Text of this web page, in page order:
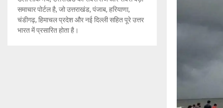
समाचार पोर्टल है, जो उत्तराखंड, पंजाब, हरियाणा,
चंडीगढ़, हिमाचल प्रदेश और नई दिल्ली सहित पूरे उत्तर
भारत में प्रसारित होता है।